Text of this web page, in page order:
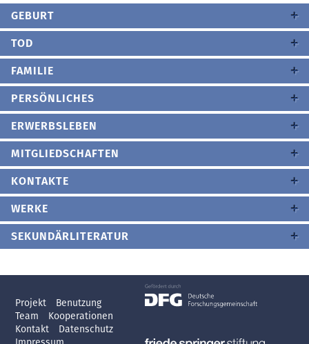
GEBURT
TOD
FAMILIE
PERSÖNLICHES
ERWERBSLEBEN
MITGLIEDSCHAFTEN
KONTAKTE
WERKE
SEKUNDÄRLITERATUR
Projekt
Benutzung
Team
Kooperationen
Kontakt
Datenschutz